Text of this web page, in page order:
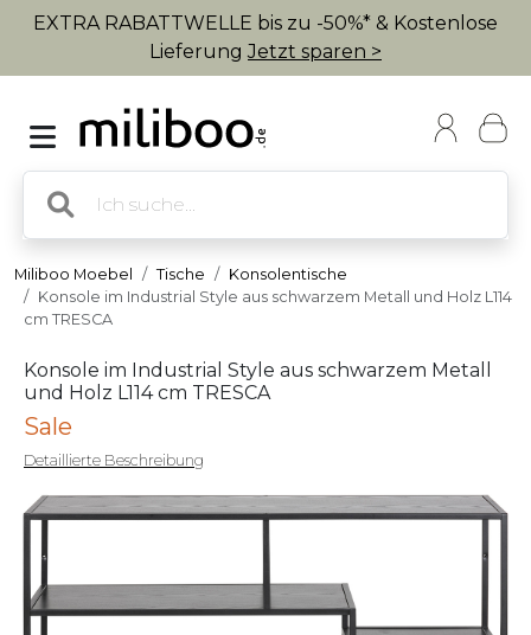
EXTRA RABATTWELLE bis zu -50%* & Kostenlose
LieferungJetzt sparen >
Miliboo Moebel Tische
Konsolentische
Konsole im Industrial Style aus schwarzem Metall und Holz L114
cm TRESCA
Konsole im Industrial Style aus schwarzem Metall
und Holz L114 cm TRESCA
Sale
Detaillierte Beschreibung